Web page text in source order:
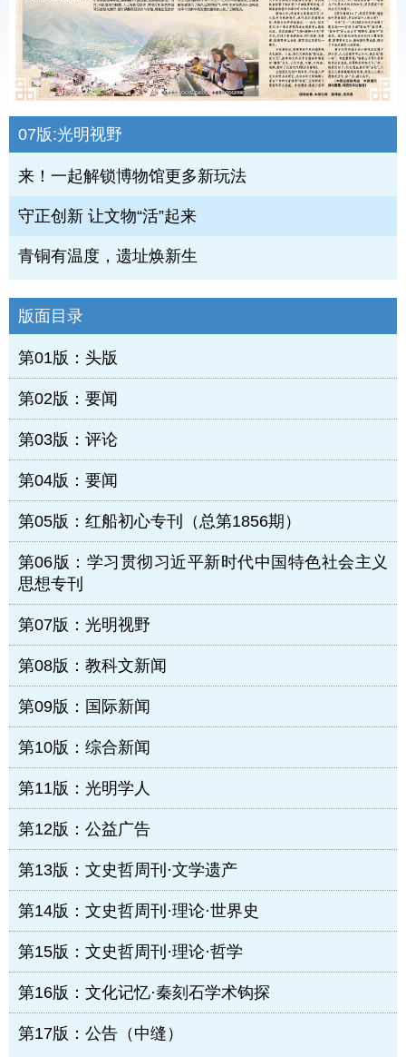
07版:光明视野
来！一起解锁博物馆更多新玩法
守正创新 让文物“活”起来
青铜有温度，遗址焕新生
版面目录
第01版：头版
第02版：要闻
第03版：评论
第04版：要闻
第05版：红船初心专刊（总第1856期）
第06版：学习贯彻习近平新时代中国特色社会主义
思想专刊
第07版：光明视野
第08版：教科文新闻
第09版：国际新闻
第10版：综合新闻
第11版：光明学人
第12版：公益广告
第13版：文史哲周刊·文学遗产
第14版：文史哲周刊·理论·世界史
第15版：文史哲周刊·理论·哲学
第16版：文化记忆·秦刻石学术钩探
第17版：公告（中缝）